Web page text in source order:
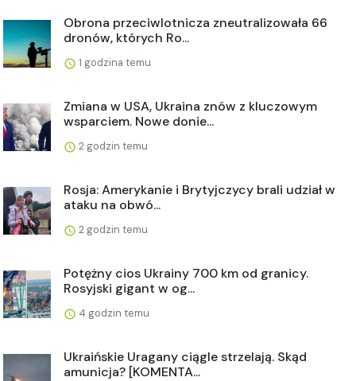
Obrona przeciwlotnicza zneutralizowała 66
dronów, których Ro...
1 godzina temu
Zmiana w USA, Ukraina znów z kluczowym
wsparciem. Nowe donie...
2 godzin temu
Rosja: Amerykanie i Brytyjczycy brali udział w
ataku na obwó...
2 godzin temu
Potężny cios Ukrainy 700 km od granicy.
Rosyjski gigant w og...
4 godzin temu
Ukraińskie Uragany ciągle strzelają. Skąd
amunicja? [KOMENTA...